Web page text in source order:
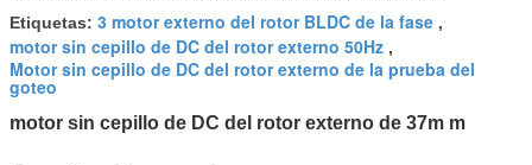
Etiquetas: 3 motor externo del rotor BLDC de la fase ,
motor sin cepillo de DC del rotor externo 50Hz ,
Motor sin cepillo de DC del rotor externo de la prueba del
goteo
motor sin cepillo de DC del rotor externo de 37m m